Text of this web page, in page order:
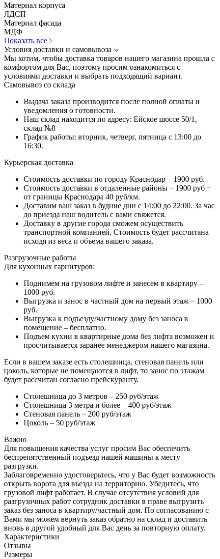
Материал корпуса
ЛДСП
Материал фасада
МДФ
Показать все
Условия доставки и самовывоза
Мы хотим, чтобы доставка товаров нашего магазина прошла с
комфортом для Вас, поэтому просим ознакомиться с
условиями доставки и выбрать подходящий вариант.
Самовывоз со склада
Выдача заказа производится после полной оплаты и
уведомления о готовности.
Наш склад находится по адресу: Ейское шоссе 50/1,
склад №8
График работы: вторник, четверг, пятница с 13:00 до
16:30.
Курьерская доставка
Стоимость доставки по городу Краснодар – 1900 руб.
Стоимость доставки в отдаленные районы – 1900 руб +
от границы Краснодара 40 руб/км.
Доставим ваш заказ в будние дни с 14:00 до 22:00. За час
до приезда наш водитель с вами свяжется.
Доставку в другие города сможем осуществить
транспортной компанией. Стоимость будет рассчитана
исходя из веса и объема вашего заказа.
Разгрузочные работы
Для кухонных гарнитуров:
Поднимем на грузовом лифте и занесем в квартиру –
1000 руб.
Выгрузка и занос в частный дом на первый этаж – 1000
руб.
Выгрузка к подъезду/частному дому без заноса в
помещение – бесплатно.
Подъем кухни в квартирные дома без лифта возможен и
просчитывается заранее менеджером нашего магазина.
Если в вашем заказе есть столешница, стеновая панель или
цоколь, которые не помещаются в лифт, то занос по этажам
будет рассчитан согласно прейскуранту.
Столешница до 3 метров – 250 руб/этаж
Столешница 3 метра и более – 400 руб/этаж
Стеновая панель – 200 руб/этаж
Цоколь – 50 руб/этаж
Важно
Для повышения качества услуг просим Вас обеспечить
беспрепятственный подъезд нашей машины к месту
разгрузки.
Заблаговременно удостоверьтесь, что у Вас будет возможность
открыть ворота для въезда на территорию. Убедитесь, что
грузовой лифт работает. В случае отсутствия условий для
разгрузочных работ сотрудник доставки в праве выгрузить
заказ без заноса в квартиру/частный дом. По согласованию с
Вами мы можем вернуть заказ обратно на склад и доставить
вновь в другой удобный для Вас день за повторную оплату.
Характеристики
Отзывы
Размеры